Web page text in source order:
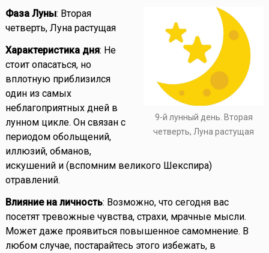
9-й лунный день. Вторая
четверть, Луна растущая
Фаза Луны: Вторая
четверть, Луна растущая
Характеристика дня: Не
стоит опасаться, но
вплотную приблизился
один из самых
неблагоприятных дней в
лунном цикле. Он связан с
периодом обольщений,
иллюзий, обманов,
искушений и (вспомним великого Шекспира)
отравлений.
Влияние на личность: Возможно, что сегодня вас
посетят тревожные чувства, страхи, мрачные мысли.
Может даже проявиться повышенное самомнение. В
любом случае, постарайтесь этого избежать, в